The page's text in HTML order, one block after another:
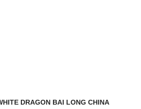
DRAGON BAI LONG CHINA